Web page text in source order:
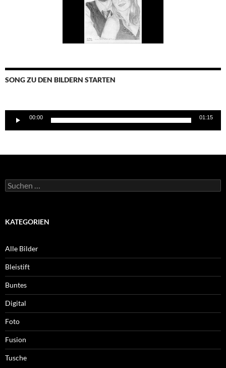
SONG ZU DEN BILDERN STARTEN
Player
00:00 01:15
Suchen
nach:
KATEGORIEN
Alle Bilder
Bleistift
Buntes
Digital
Foto
Fusion
Tusche